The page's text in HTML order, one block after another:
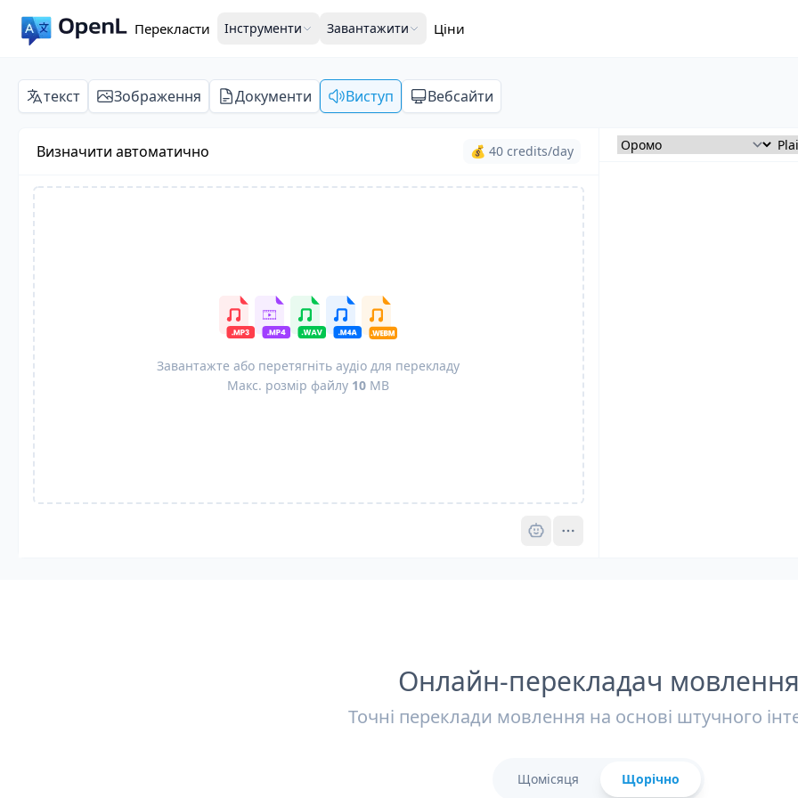
Перекласти Інструменти Завантажити Ціни
текст Зображення Документи Виступ Вебсайти
Визначити автоматично 💰 40 credits/day
Завантажте або перетягніть аудіо для перекладу
Макс. розмір файлу 10 MB
Pro
Онлайн-перекладач мовлення
Точні переклади мовлення на основі штучного
Щомісяця Щорічно